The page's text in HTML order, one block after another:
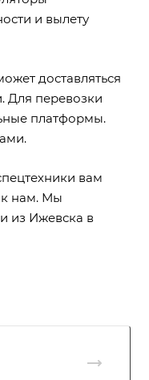
и вылету
доставляться
Для перевозки
платформы.
вам
к нам. Мы
из Ижевска в